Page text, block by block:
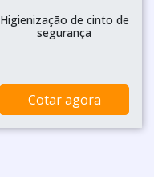
Higienização de cinto de
segurança
Cotar agora